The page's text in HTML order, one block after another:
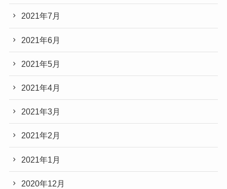
2021年7月
2021年6月
2021年5月
2021年4月
2021年3月
2021年2月
2021年1月
2020年12月